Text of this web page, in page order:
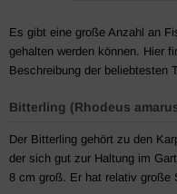
Es gibt eine große Anzahl an
gehalten werden können. Hier
Beschreibung der beliebtesten
Bitterling (Rhodeus
Der Bitterling gehört zu den
der sich gut zur Haltung im
8 cm groß. Er hat relativ große